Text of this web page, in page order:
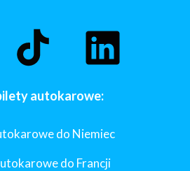
autokarowe:
do Niemiec
do Francji